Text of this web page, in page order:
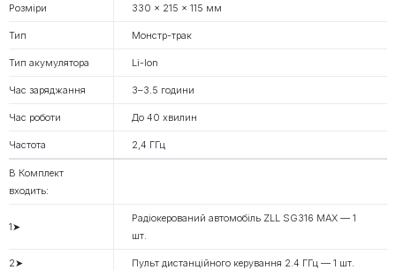
Розміри 330 × 215 × 115 мм
Тип Монстр-трак
Тип акумулятора Li-Ion
Час заряджання 3–3.5 години
Час роботи До 40 хвилин
Частота 2,4 ГГц
В Комплект
входить:
1➤
Радіокерований автомобіль ZLL SG316 MAX — 1
шт.
2➤ Пульт дистанційного керування 2.4 ГГц — 1 шт.